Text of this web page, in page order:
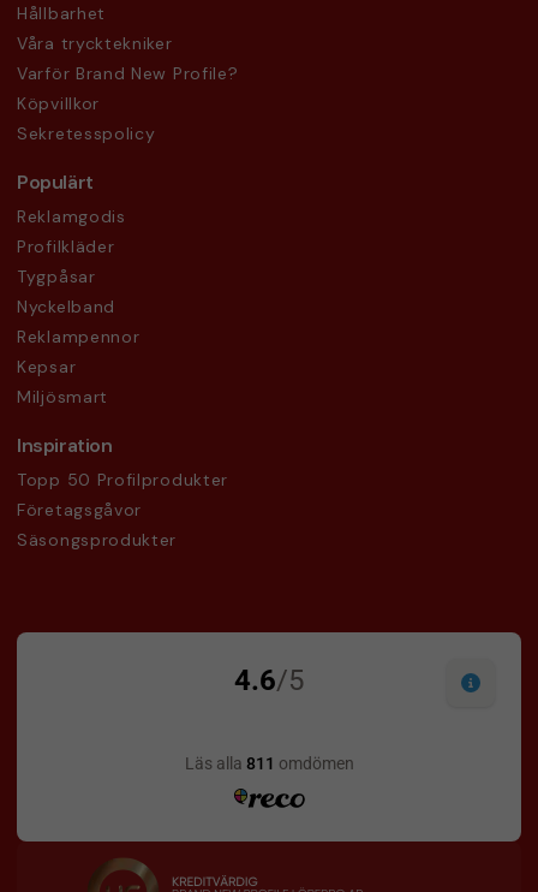
Hållbarhet
Våra trycktekniker
Varför Brand New Profile?
Köpvillkor
Sekretesspolicy
Populärt
Reklamgodis
Profilkläder
Tygpåsar
Nyckelband
Reklampennor
Kepsar
Miljösmart
Inspiration
Topp 50 Profilprodukter
Företagsgåvor
Säsongsprodukter